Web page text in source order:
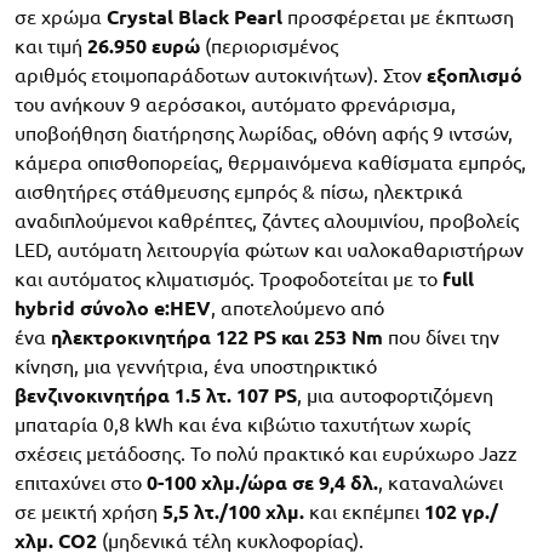
σε χρώμα Crystal Black Pearl προσφέρεται με έκπτωση
και τιμή 26.950 ευρώ (περιορισμένος
αριθμός ετοιμοπαράδοτων αυτοκινήτων). Στον εξοπλισμό
του ανήκουν 9 αερόσακοι, αυτόματο φρενάρισμα,
υποβοήθηση διατήρησης λωρίδας, οθόνη αφής 9 ιντσών,
κάμερα οπισθοπορείας, θερμαινόμενα καθίσματα εμπρός,
αισθητήρες στάθμευσης εμπρός & πίσω, ηλεκτρικά
αναδιπλούμενοι καθρέπτες, ζάντες αλουμινίου, προβολείς
LED, αυτόματη λειτουργία φώτων και υαλοκαθαριστήρων
και αυτόματος κλιματισμός. Τροφοδοτείται με το full
hybrid σύνολο e:HEV, αποτελούμενο από
ένα ηλεκτροκινητήρα 122 PS και 253 Nm που δίνει την
κίνηση, μια γεννήτρια, ένα υποστηρικτικό
βενζινοκινητήρα 1.5 λτ. 107 PS, μια αυτοφορτιζόμενη
μπαταρία 0,8 kWh και ένα κιβώτιο ταχυτήτων χωρίς
σχέσεις μετάδοσης. Το πολύ πρακτικό και ευρύχωρο Jazz
επιταχύνει στο 0-100 χλμ./ώρα σε 9,4 δλ., καταναλώνει
σε μεικτή χρήση 5,5 λτ./100 χλμ. και εκπέμπει 102 γρ./
χλμ. CO2 (μηδενικά τέλη κυκλοφορίας).